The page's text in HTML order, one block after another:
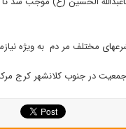
مختلف مر دم به ویژه